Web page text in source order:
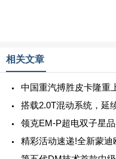
相关文章
中国重汽搏胜皮卡隆重
领克EM-P超电双子星
精彩活动速递!全新蒙